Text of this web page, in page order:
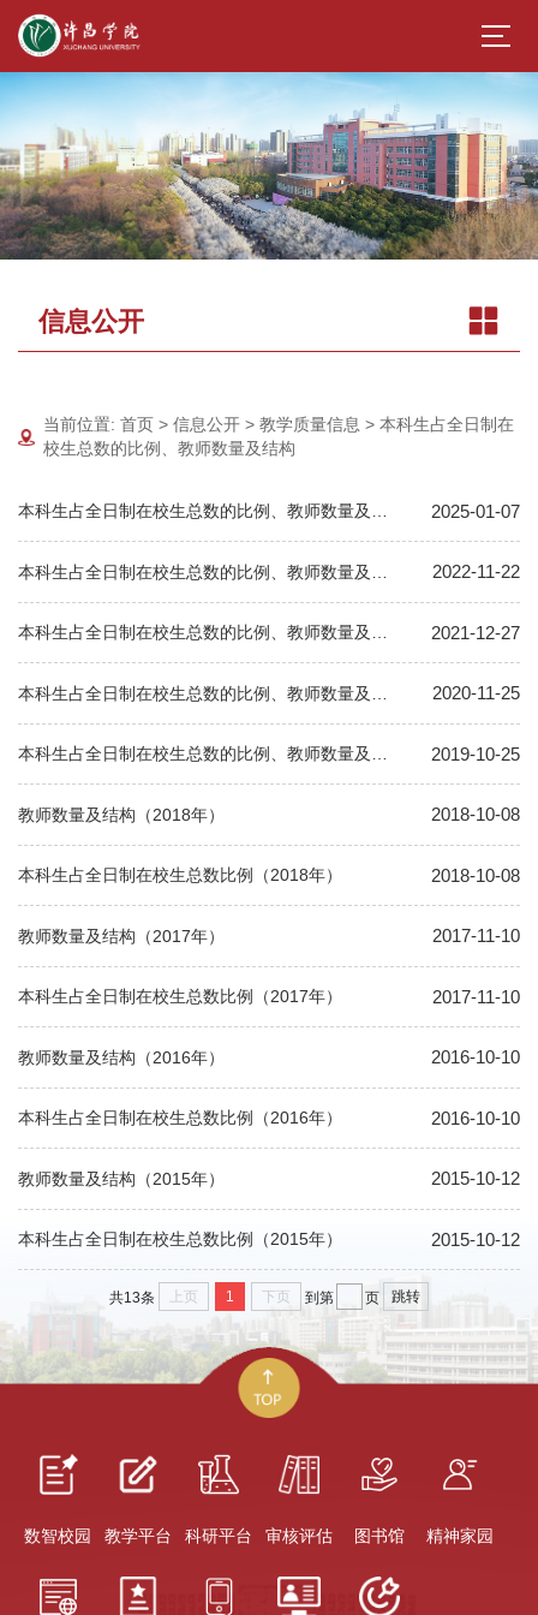
信息公开
当前位置:首页 >信息公开 >教学质量信息 >本科生占全日制在
校生总数的比例、教师数量及结构
本科生占全日制在校生总数的比例、教师数量及结构 2025-01-07
2022-11-22
本科生占全日制在校生总数的比例、教师数量及结构 2021-12-27
2020-11-25
本科生占全日制在校生总数的比例、教师数量及结构 2019-10-25
教师数量及结构（2018年） 2018-10-08
本科生占全日制在校生总数比例（2018年） 2018-10-08
教师数量及结构（2017年） 2017-11-10
本科生占全日制在校生总数比例（2017年） 2017-11-10
教师数量及结构（2016年） 2016-10-10
本科生占全日制在校生总数比例（2016年） 2016-10-10
教师数量及结构（2015年） 2015-10-12
本科生占全日制在校生总数比例（2015年） 2015-10-12
共13条 上页 1 下页 到第 页 跳转
数智校园 教学平台 科研平台 审核评估 图书馆 精神家园